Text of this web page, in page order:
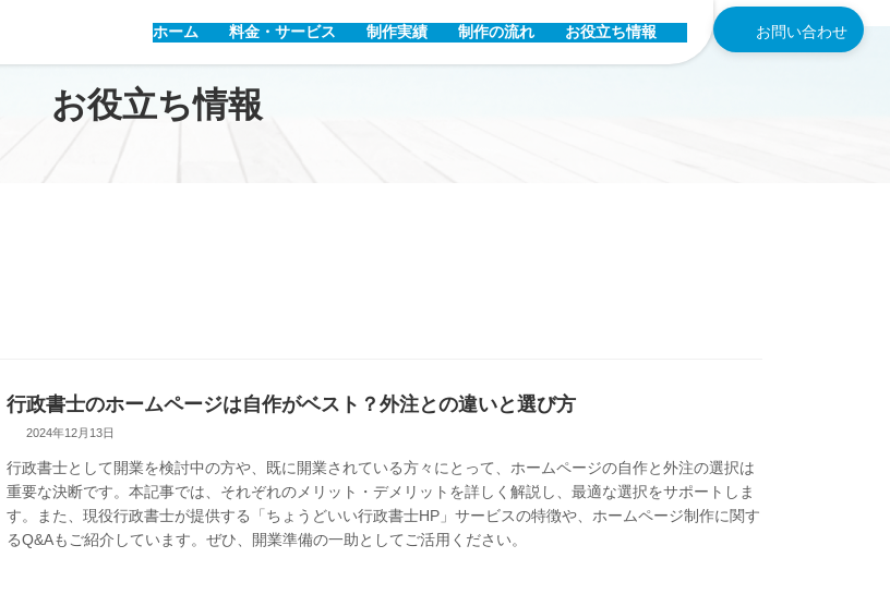
ホーム 料金・サービス 制作実績 制作の流れ お役立ち情報 お問い合わせ
お役立ち情報
行政書士のホームページは自作がベスト？外注との違いと選び方
2024年12月13日
行政書士として開業を検討中の方や、既に開業されている方々にとって、ホームページの自作と外注の選択は
重要な決断です。本記事では、それぞれのメリット・デメリットを詳しく解説し、最適な選択をサポートしま
す。また、現役行政書士が提供する「ちょうどいい行政書士HP」サービスの特徴や、ホームページ制作に関す
るQ&Aもご紹介しています。ぜひ、開業準備の一助としてご活用ください。